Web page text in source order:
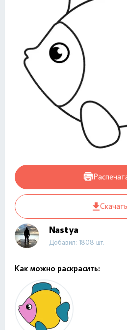
Скачать
Nastya
Добавил: 1808 шт.
Как можно раскрасить: